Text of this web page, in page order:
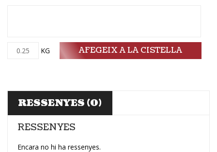
Quantitat KG AFEGEIX A LA CISTELLA
RESSENYES (0)
RESSENYES
Encara no hi ha ressenyes.